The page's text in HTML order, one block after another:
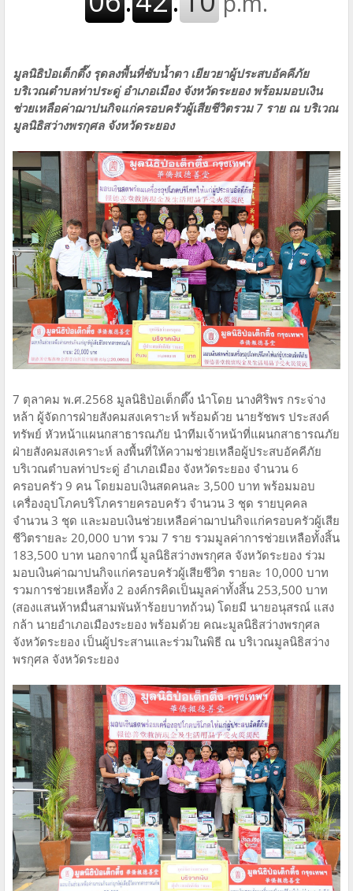
มูลนิธิป่อเต็กตึ๊ง รุดลงพื้นที่ซับน้ำตา เยียวยาผู้ประสบอัคคีภัย
บริเวณตำบลท่าประดู่ อำเภอเมือง จังหวัดระยอง พร้อมมอบเงิน
ช่วยเหลือค่าฌาปนกิจแก่ครอบครัวผู้เสียชีวิตรวม 7 ราย ณ บริเวณ
มูลนิธิสว่างพรกุศล จังหวัดระยอง
7 ตุลาคม พ.ศ.2568 มูลนิธิป่อเต็กตึ๊ง นำโดย นางศิริพร กระจ่าง
หล้า ผู้จัดการฝ่ายสังคมสงเคราะห์ พร้อมด้วย นายรัชพร ประสงค์
ทรัพย์ หัวหน้าแผนกสาธารณภัย นำทีมเจ้าหน้าที่แผนกสาธารณภัย
ฝ่ายสังคมสงเคราะห์ ลงพื้นที่ให้ความช่วยเหลือผู้ประสบอัคคีภัย
บริเวณตำบลท่าประดู่ อำเภอเมือง จังหวัดระยอง จำนวน 6
ครอบครัว 9 คน โดยมอบเงินสดคนละ 3,500 บาท พร้อมมอบ
เครื่องอุปโภคบริโภครายครอบครัว จำนวน 3 ชุด รายบุคคล
จำนวน 3 ชุด และมอบเงินช่วยเหลือค่าฌาปนกิจแก่ครอบครัวผู้เสีย
ชีวิตรายละ 20,000 บาท รวม 7 ราย รวมมูลค่าการช่วยเหลือทั้งสิ้น
183,500 บาท นอกจากนี้ มูลนิธิสว่างพรกุศล จังหวัดระยอง ร่วม
มอบเงินค่าฌาปนกิจแก่ครอบครัวผู้เสียชีวิต รายละ 10,000 บาท
รวมการช่วยเหลือทั้ง 2 องค์กรคิดเป็นมูลค่าทั้งสิ้น 253,500 บาท
(สองแสนห้าหมื่นสามพันห้าร้อยบาทถ้วน) โดยมี นายอนุสรณ์ แสง
กล้า นายอำเภอเมืองระยอง พร้อมด้วย คณะมูลนิธิสว่างพรกุศล
จังหวัดระยอง เป็นผู้ประสานและร่วมในพิธี ณ บริเวณมูลนิธิสว่าง
พรกุศล จังหวัดระยอง